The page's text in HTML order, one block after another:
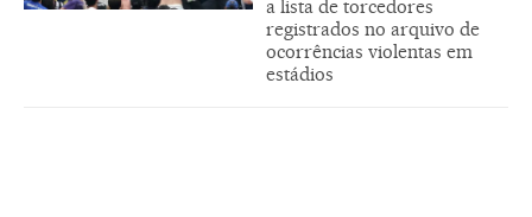
a lista de torcedores
registrados no arquivo de
ocorrências violentas em
estádios